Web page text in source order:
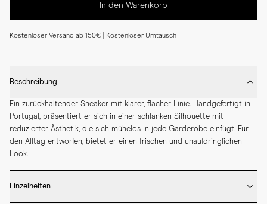
In den Warenkorb
Kostenloser Versand ab 150€ | Kostenloser Umtausch
Beschreibung
Ein zurückhaltender Sneaker mit klarer, flacher Linie. Handgefertigt in
Portugal, präsentiert er sich in einer schlanken Silhouette mit
reduzierter Ästhetik, die sich mühelos in jede Garderobe einfügt. Für
den Alltag entworfen, bietet er einen frischen und unaufdringlichen
Look.
Einzelheiten